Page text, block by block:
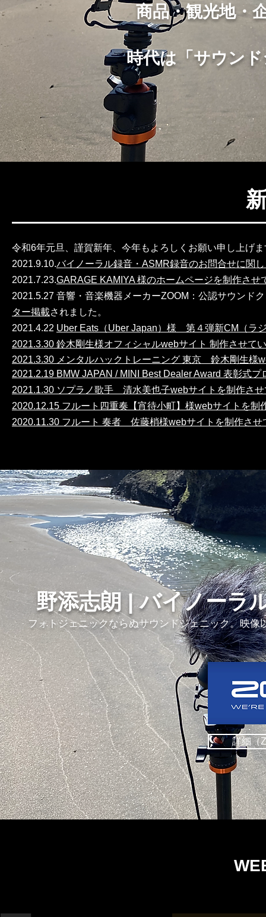
商品・観光地・
時代は「サウン
令和6年元旦、謹賀新年、今年もよろしくお願い申し上げ
2021.9.10.バイノーラル録音・ASMR録音のお問合せに関
2021.7.23.GARAGE KAMIYA 様のホームページを制作させ
2021.5.27 音響・音楽機器メーカーZOOM：公認サウンド
ター掲載されました。
2021.4.22 Uber Eats（Uber Japan）様 第４弾新CM（ラ
2021.3.30 鈴木剛生様オフィシャルwebサイト 制作させて
2021.3.30 メンタルハックトレーニング 東京 鈴木剛生様
2021.2.19 BMW JAPAN / MINI Best Dealer Award 表彰式
2021.1.30 ソプラノ歌手 清水美也子webサイトを制作さ
2020.12.15 フルート四重奏【宵待小町】様webサイトを制
2020.11.30 フルート 奏者 佐藤梢様webサイトを制作させ
野添志朗 | バイノーラ
フォトジェニックならぬサウンドジェニック。映
詳細（